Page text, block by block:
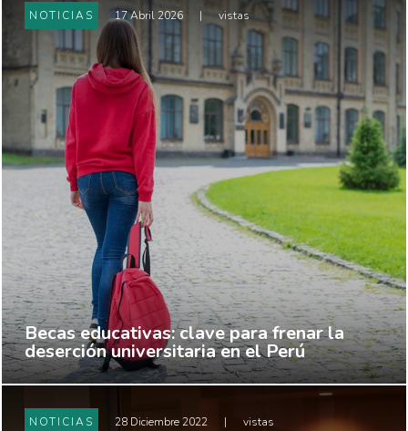
NOTICIAS 17 Abril 2026 | vistas
Becas educativas: clave para frenar la
deserción universitaria en el Perú
NOTICIAS 28 Diciembre 2022 | vistas